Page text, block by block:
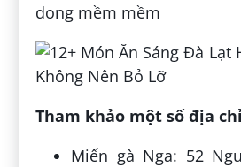
dong mềm mềm
Tham khảo một số địa
Miến gà Nga: 52